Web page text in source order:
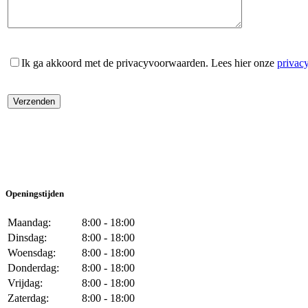
Ik ga akkoord met de privacyvoorwaarden. Lees hier onze
Openingstijden
Maandag:
8:00 - 18:00
Dinsdag:
8:00 - 18:00
Woensdag:
8:00 - 18:00
Donderdag:
8:00 - 18:00
Vrijdag:
8:00 - 18:00
Zaterdag:
8:00 - 18:00